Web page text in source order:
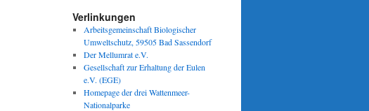
Verlinkungen
Arbeitsgemeinschaft Biologischer
Umweltschutz, 59505 Bad Sassendorf
Der Mellumrat e.V.
Gesellschaft zur Erhaltung der Eulen
e.V. (EGE)
Homepage der drei Wattenmeer-
Nationalparke